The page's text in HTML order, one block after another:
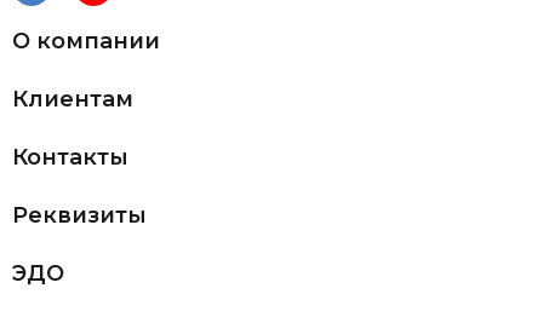
О компании
Клиентам
Контакты
Реквизиты
ЭДО